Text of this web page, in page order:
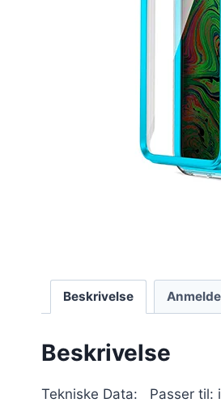
Beskrivelse
Beskrivelse
Tekniske Data: Passer til: